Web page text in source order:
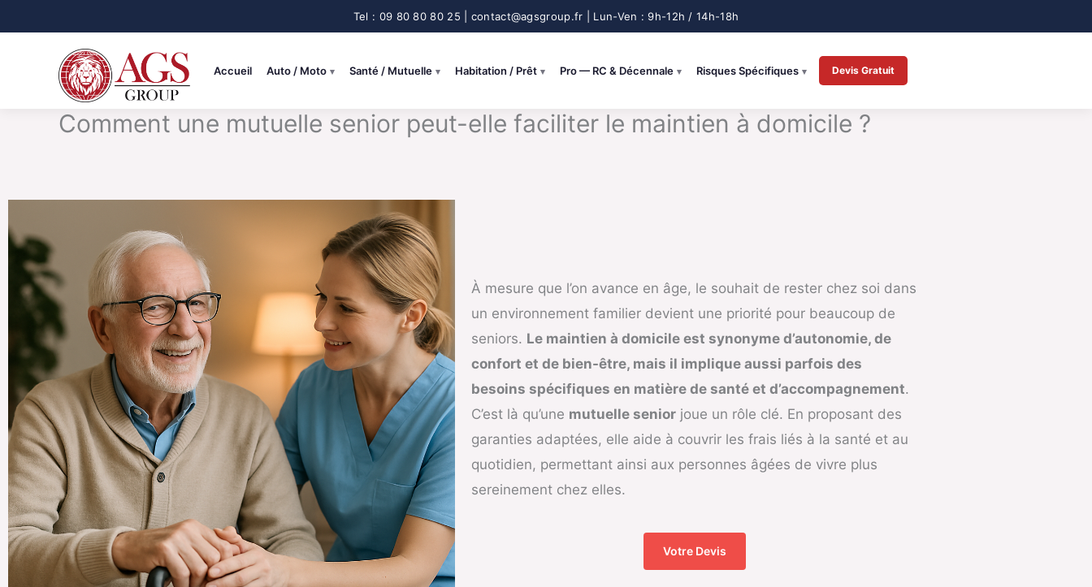
au
Accueil Auto / Moto Santé / Mutuelle Habitation / Prêt Pro — RC & Décennale Risques Spécifiques Devis Gratuit
Comment une mutuelle senior peut-elle faciliter le maintien à domicile ?
À mesure que l’on avance en âge, le souhait de rester chez soi dans
un environnement familier devient une priorité pour beaucoup de
seniors. Le maintien à domicile est synonyme d’autonomie, de
confort et de bien-être, mais il implique aussi parfois des
besoins spécifiques en matière de santé et d’accompagnement.
C’est là qu’une mutuelle senior joue un rôle clé. En proposant des
garanties adaptées, elle aide à couvrir les frais liés à la santé et au
quotidien, permettant ainsi aux personnes âgées de vivre plus
sereinement chez elles.
Votre Devis